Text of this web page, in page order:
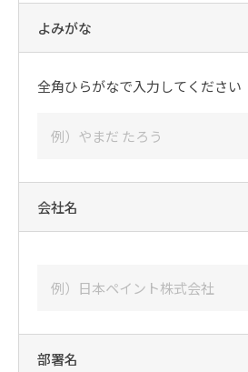
よみがな
全角ひらがなで入力してください
会社名
部署名